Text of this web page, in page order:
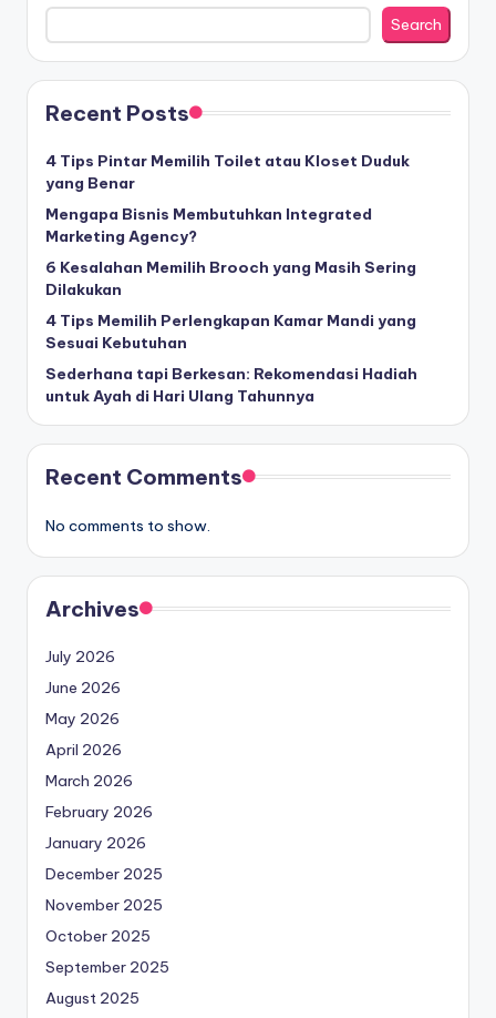
Search
Recent Posts
4 Tips Pintar Memilih Toilet atau Kloset Duduk
yang Benar
Mengapa Bisnis Membutuhkan Integrated
Marketing Agency?
6 Kesalahan Memilih Brooch yang Masih Sering
Dilakukan
4 Tips Memilih Perlengkapan Kamar Mandi yang
Sesuai Kebutuhan
Sederhana tapi Berkesan: Rekomendasi Hadiah
untuk Ayah di Hari Ulang Tahunnya
Recent Comments
No comments to show.
Archives
July 2026
June 2026
May 2026
April 2026
March 2026
February 2026
January 2026
December 2025
November 2025
October 2025
September 2025
August 2025